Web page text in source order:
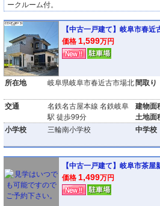
ークルーム付。
【中古一戸建て】岐阜市春近
価格 1,599万円
所在地 岐阜県岐阜市春近古市場北 間取り
交通
名鉄名古屋本線 名鉄岐阜
駅 徒歩99分
建物面
土地面
小学校 三輪南小学校 中学校
【中古一戸建て】岐阜市茶屋
価格 1,499万円